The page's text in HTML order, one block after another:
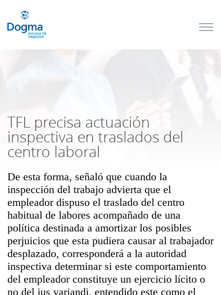
TFL precisa actuación
inspectiva en traslados del
centro laboral
De esta forma, señaló que cuando la
inspección del trabajo advierta que el
empleador dispuso el traslado del centro
habitual de labores acompañado de una
política destinada a amortizar los posibles
perjuicios que esta pudiera causar al trabajador
desplazado, corresponderá a la autoridad
inspectiva determinar si este comportamiento
del empleador constituye un ejercicio lícito o
no del ius variandi, entendido este como el
próximos